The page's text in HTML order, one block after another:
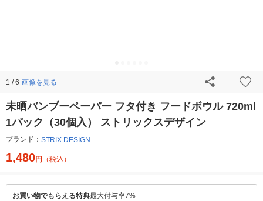
1 / 6 画像を見る
未晒バンブーペーパー フタ付き フードボウル 720ml
1パック（30個入） ストリックスデザイン
ブランド： STRIX DESIGN
1,480円 （税込）
お買い物でもらえる特典最大付与率7%